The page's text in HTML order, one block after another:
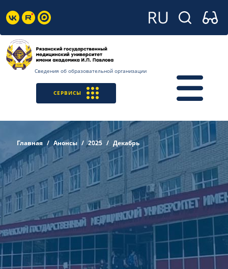
Сведения об образовательной организации
СЕРВИСЫ
Главная Анонсы 2025 Декабрь